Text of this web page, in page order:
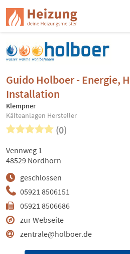
Guido Holboer - Energie,
Installation
Klempner
Kälteanlagen Hersteller
(0)
05921 8506151
05921 8506686
zur Webseite
zentrale@holboer.de
geschlossen
Vennweg 1
48529 Nordhorn